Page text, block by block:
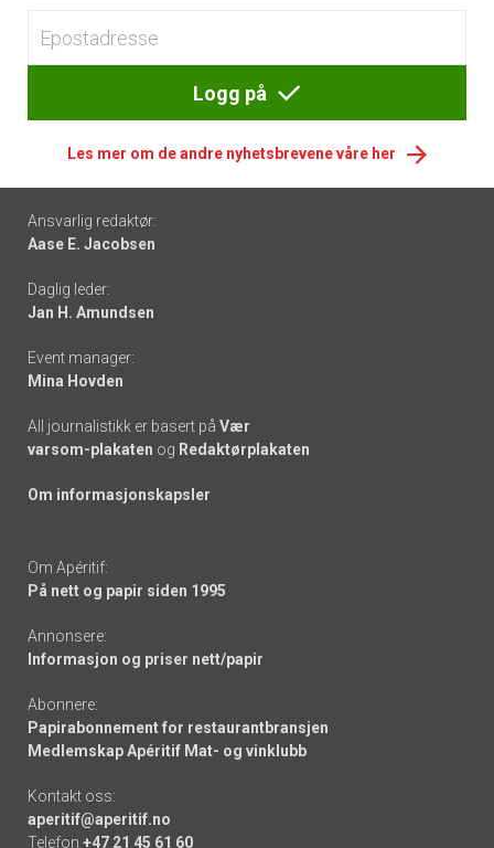
Logg på
Les mer om de andre nyhetsbrevene våre her
Footer
-
links
Ansvarlig redaktør:
Aase E. Jacobsen
Daglig leder:
Jan H. Amundsen
Event manager:
Mina Hovden
All journalistikk er basert på Vær
varsom-plakaten og Redaktørplakaten
Om informasjonskapsler
Om Apéritif:
På nett og papir siden 1995
Annonsere:
Informasjon og priser nett/papir
Abonnere:
Papirabonnement for restaurantbransjen
Medlemskap Apéritif Mat- og vinklubb
Kontakt oss:
aperitif@aperitif.no
Telefon +47 21 45 61 60